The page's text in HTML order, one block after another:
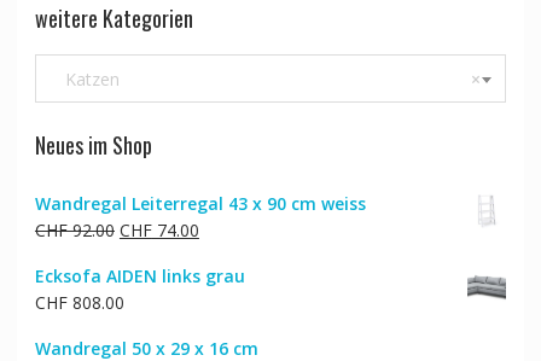
weitere Kategorien
×
Katzen
Neues im Shop
Wandregal Leiterregal 43 x 90 cm weiss
CHF92.00 Ursprünglicher
war:
CHF 92.00
CHF74.00Aktueller
ist:
Ecksofa AIDEN links grau
CHF808.00
Wandregal 50 x 29 x 16 cm